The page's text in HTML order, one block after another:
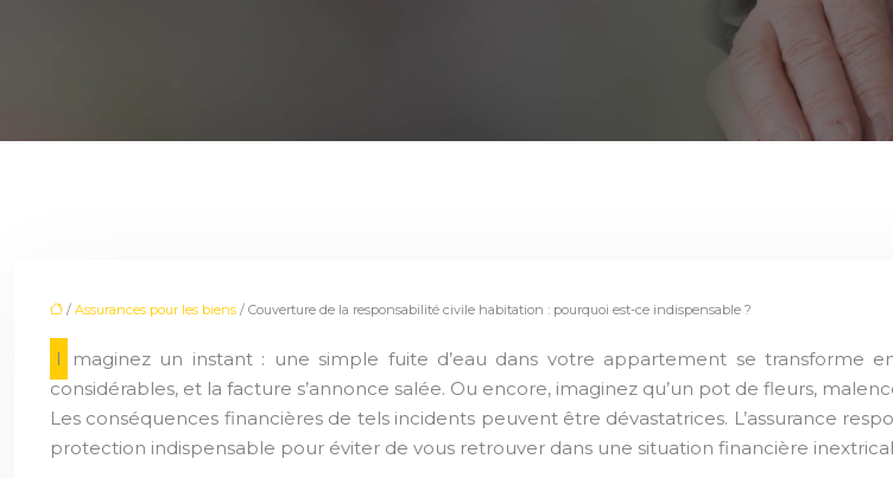
/ Assurances pour les biens / Couverture de la responsabilité civile habitation : pourquoi est-ce indispensable ?
Imaginez un instant : une simple fuite d’eau dans votre appartement se transforme en un véritable désastre chez votre voisin du dessous. Les dégâts sont
considérables, et la facture s’annonce salée. Ou encore, imaginez qu’un pot de fleurs,
Les conséquences financières de tels incidents peuvent être dévastatrices. L’assurance
protection indispensable pour éviter de vous retrouver dans une situation financière